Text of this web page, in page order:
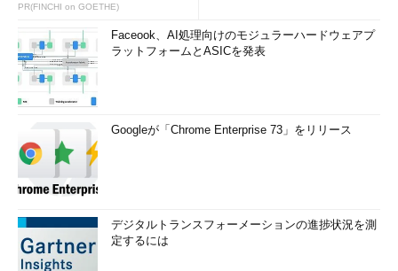
PR(FINCHI on GOETHE)
Faceook、AI処理向けのモジュラーハードウェアプ
ラットフォームとASICを発表
Googleが「Chrome Enterprise 73」をリリース
デジタルトランスフォーメーションの進捗状況を測
定するには